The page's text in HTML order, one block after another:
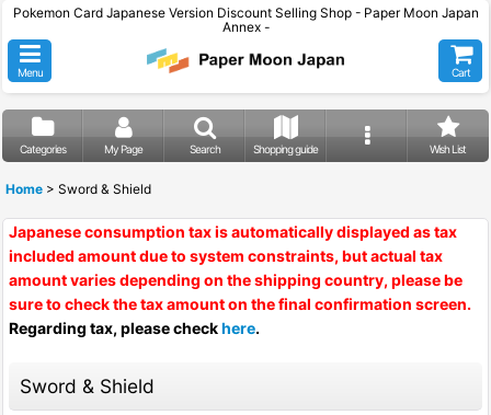
Pokemon Card Japanese Version Discount Selling Shop - Paper Moon Japan
Annex -
Menu Cart
Categories My Page Search Shopping guide Wish List
Home > Sword & Shield
Japanese consumption tax is automatically displayed as tax
included amount due to system constraints, but actual tax
amount varies depending on the shipping country, please be
sure to check the tax amount on the final confirmation screen.
Regarding tax, please checkhere.
Sword & Shield